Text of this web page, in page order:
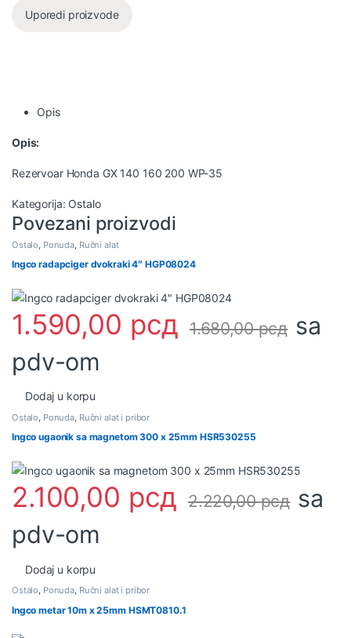
Uporedi proizvode
Opis
Opis:
Rezervoar Honda GX 140 160 200 WP-35
Kategorija: Ostalo
Povezani proizvodi
Ostalo Ponuda Ručni alat
Ingco radapciger dvokraki 4″ HGP08024
1.590,00 рсд 1.680,00рсд sa
pdv-om
Dodaj u korpu
Ostalo, Ponuda, Ručni alat i pribor
Ingco ugaonik sa magnetom 300 x 25mm HSR530255
2.100,00 рсд 2.220,00рсд sa
pdv-om
Dodaj u korpu
Ostalo, Ponuda, Ručni alat i pribor
Ingco metar 10m x 25mm HSMT0810.1